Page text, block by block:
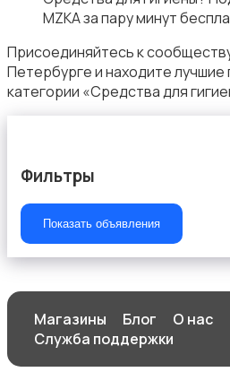
MZKA за пару минут
Присоединяйтесь к
Петербурге и находите
категории «Средства для
Фильтры
Показать объявления
Магазины Блог
О нас
Служба поддержки